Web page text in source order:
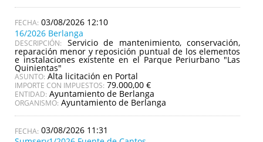
03/08/2026 12:10
16/2026 Berlanga
DESCRIPCIÓN: Servicio de mantenimiento, conservación,
reparación menor y reposición puntual de los elementos
e instalaciones existente en el Parque Periurbano "Las
Quinientas"
ASUNTO: Alta licitación en Portal
IMPORTE CON IMPUESTOS: 79.000,00 €
ENTIDAD: Ayuntamiento de Berlanga
ORGANISMO: Ayuntamiento de Berlanga
03/08/2026 11:31